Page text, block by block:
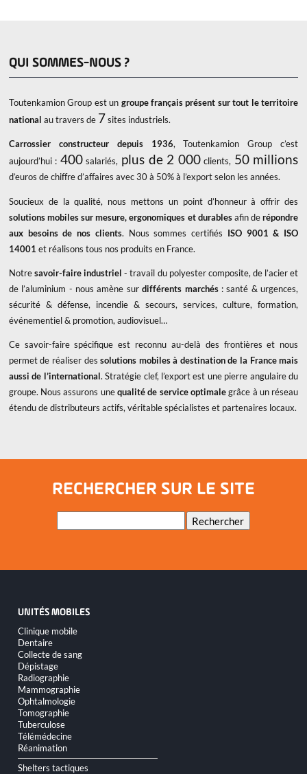
QUI SOMMES-NOUS ?
Toutenkamion Group est un groupe français présent sur tout le territoire
national au travers de 7 sites industriels.
Carrossier constructeur depuis 1936, Toutenkamion Group c’est
aujourd’hui : 400salariés, plus de 2 000clients, 50 millions
d’euros de chiffre d’affaires avec 30 à 50% à l’export selon les années.
Soucieux de la qualité, nous mettons un point d’honneur à offrir des
solutions mobiles sur mesure, ergonomiques et durablesafin derépondre
aux besoins de nos clients. Nous sommes certifiés ISO 9001 & ISO
14001 et réalisons tous nos produits en France.
Notresavoir-faire industriel - travail du polyester composite, de l’acier et
de l’aluminium - nous amène surdifférents marchés: santé & urgences,
sécurité & défense, incendie & secours, services, culture, formation,
événementiel & promotion, audiovisuel…
Ce savoir-faire spécifique est reconnu au-delà des frontières et nous
permet de réaliser dessolutions mobiles à destination de la France mais
aussi de l’international. Stratégie clef, l’export est une pierre angulaire du
groupe. Nous assurons unequalité de service optimalegrâce à un réseau
étendu de distributeurs actifs, véritable spécialistes et partenaires locaux.
RECHERCHER SUR LE SITE
Mots-
Rechercher
UNITÉS MOBILES
Aller
au
contenu
Clinique mobile
Dentaire
Collecte de sang
Dépistage
Radiographie
Mammographie
Ophtalmologie
Tomographie
Tuberculose
Télémédecine
Réanimation
Shelters tactiques